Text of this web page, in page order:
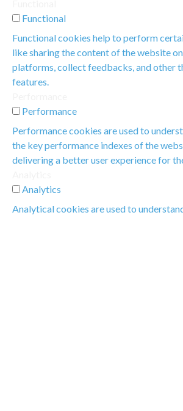
Functional
Functional cookies help to perform
like sharing the content of the website
platforms, collect feedbacks, and other
features.
Performance
Performance cookies are used to
the key performance indexes of the
delivering a better user experience for
Analytics
Analytical cookies are used to